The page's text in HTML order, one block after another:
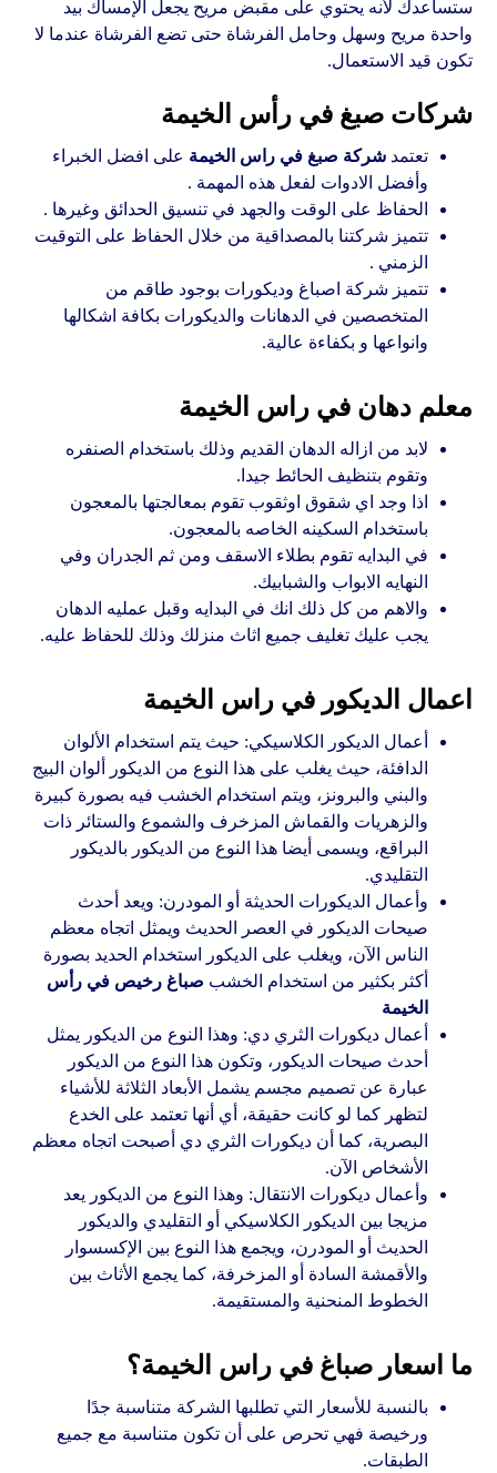
ستساعدك لأنه يحتوي على مقبض مريح يجعل الإمساك بيد
واحدة مريح وسهل وحامل الفرشاة حتى تضع الفرشاة عندما لا
تكون قيد الاستعمال.
شركات صبغ في رأس الخيمة
تعتمدشركة صبغ في راس الخيمة على افضل الخبراء
وأفضل الادوات لفعل هذه المهمة .
الحفاظ على الوقت والجهد في تنسيق الحدائق وغيرها .
تتميز شركتنا بالمصداقية من خلال الحفاظ على التوقيت
الزمني .
تتميز شركة اصباغ وديكورات بوجود طاقم من
المتخصصين في الدهانات والديكورات بكافة اشكالها
وانواعها و بكفاءة عالية.
معلم دهان في راس الخيمة
لابد من ازاله الدهان القديم وذلك باستخدام الصنفره
وتقوم بتنظيف الحائط جيدا.
اذا وجد اي شقوق اوثقوب تقوم بمعالجتها بالمعجون
باستخدام السكينه الخاصه بالمعجون.
في البدايه تقوم بطلاء الاسقف ومن ثم الجدران وفي
النهايه الابواب والشبابيك.
والاهم من كل ذلك انك في البدايه وقبل عمليه الدهان
يجب عليك تغليف جميع اثاث منزلك وذلك للحفاظ عليه.
اعمال الديكور في راس الخيمة
أعمال الديكور الكلاسيكي: حيث يتم استخدام الألوان
الدافئة، حيث يغلب على هذا النوع من الديكور ألوان البيج
والبني والبرونز، ويتم استخدام الخشب فيه بصورة كبيرة
والزهريات والقماش المزخرف والشموع والستائر ذات
البراقع، ويسمى أيضا هذا النوع من الديكور بالديكور
التقليدي.
وأعمال الديكورات الحديثة أو المودرن: ويعد أحدث
صيحات الديكور في العصر الحديث ويمثل اتجاه معظم
الناس الآن، ويغلب على الديكور استخدام الحديد بصورة
أكثر بكثير من استخدام الخشب صباغ رخيص في رأس
الخيمة
أعمال ديكورات الثري دي: وهذا النوع من الديكور يمثل
أحدث صيحات الديكور، وتكون هذا النوع من الديكور
عبارة عن تصميم مجسم يشمل الأبعاد الثلاثة للأشياء
لتظهر كما لو كانت حقيقة، أي أنها تعتمد على الخدع
البصرية، كما أن ديكورات الثري دي أصبحت اتجاه معظم
الأشخاص الآن.
وأعمال ديكورات الانتقال: وهذا النوع من الديكور يعد
مزيجا بين الديكور الكلاسيكي أو التقليدي والديكور
الحديث أو المودرن، ويجمع هذا النوع بين الإكسسوار
والأقمشة السادة أو المزخرفة، كما يجمع الأثاث بين
الخطوط المنحنية والمستقيمة.
ما اسعار صباغ في راس الخيمة؟
بالنسبة للأسعار التي تطلبها الشركة متناسبة جدًا
ورخيصة فهي تحرص على أن تكون متناسبة مع جميع
الطبقات.